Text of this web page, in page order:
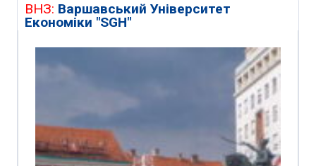
ВНЗ: Варшавський Університет
Економіки "SGH"